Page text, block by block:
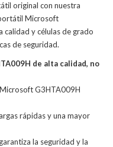
original con nuestra
Microsoft
calidad y células de grado
de seguridad.
de alta calidad, no
G3HTA009H
rápidas y una mayor
la seguridad y la